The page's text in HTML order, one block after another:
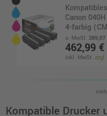
Canon
4-farbig
o. MwSt. 389,07
462,99 €
inkl. MwSt.
Canon 040
farbig
Kompatible Drucker